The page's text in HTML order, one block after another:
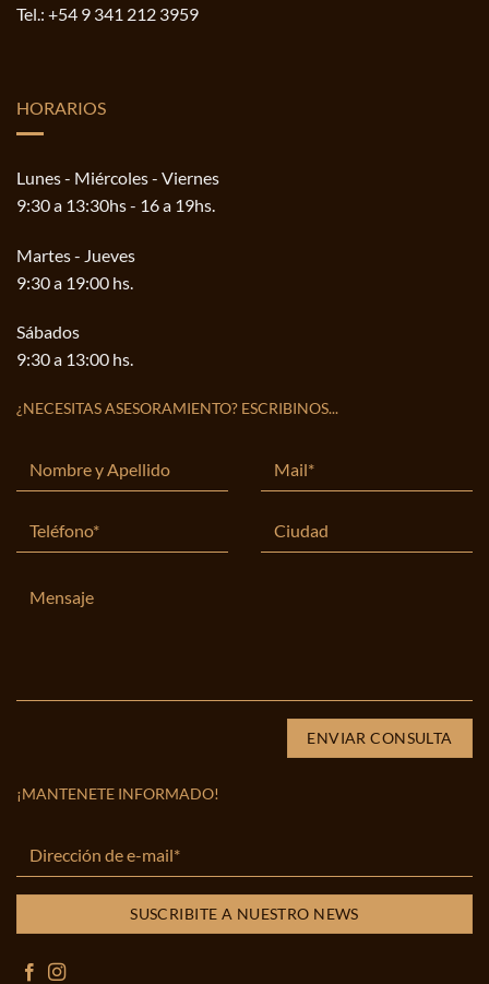
Tel.: +54 9 341 212 3959
HORARIOS
Lunes - Miércoles - Viernes
9:30 a 13:30hs - 16 a 19hs.
Martes - Jueves
9:30 a 19:00 hs.
Sábados
9:30 a 13:00 hs.
¿NECESITAS ASESORAMIENTO? ESCRIBINOS...
¡MANTENETE INFORMADO!